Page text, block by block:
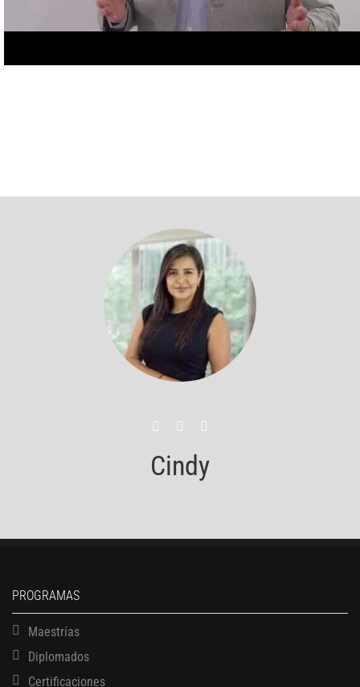
Cindy
PROGRAMAS
Maestrías
Diplomados
Certificaciones